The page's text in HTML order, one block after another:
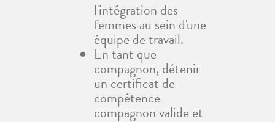
l'intégration des
femmes au sein d'une
équipe de travail.
En tant que
compagnon, détenir
un certificat de
compétence
compagnon valide et